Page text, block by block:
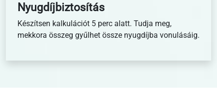
Nyugdíjbiztosítás
Készítsen kalkulációt 5 perc alatt. Tudja meg,
mekkora összeg gyűlhet össze nyugdíjba vonulásáig.